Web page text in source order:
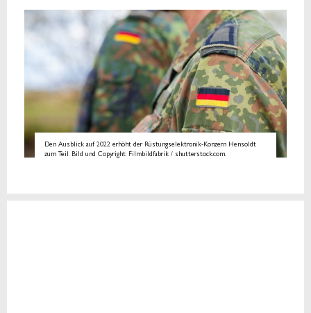
Den Ausblick auf 2022 erhöht der Rüstungselektronik-Konzern Hensoldt
zum Teil. Bild und Copyright: Filmbildfabrik / shutterstock.com.